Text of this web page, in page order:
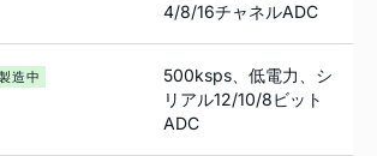
4/8/16チャネルADC
造中
500ksps、低電力、シ
リアル12/10/8ビット
ADC